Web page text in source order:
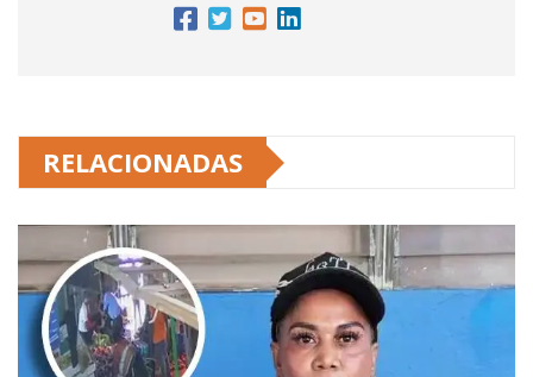
RELACIONADAS